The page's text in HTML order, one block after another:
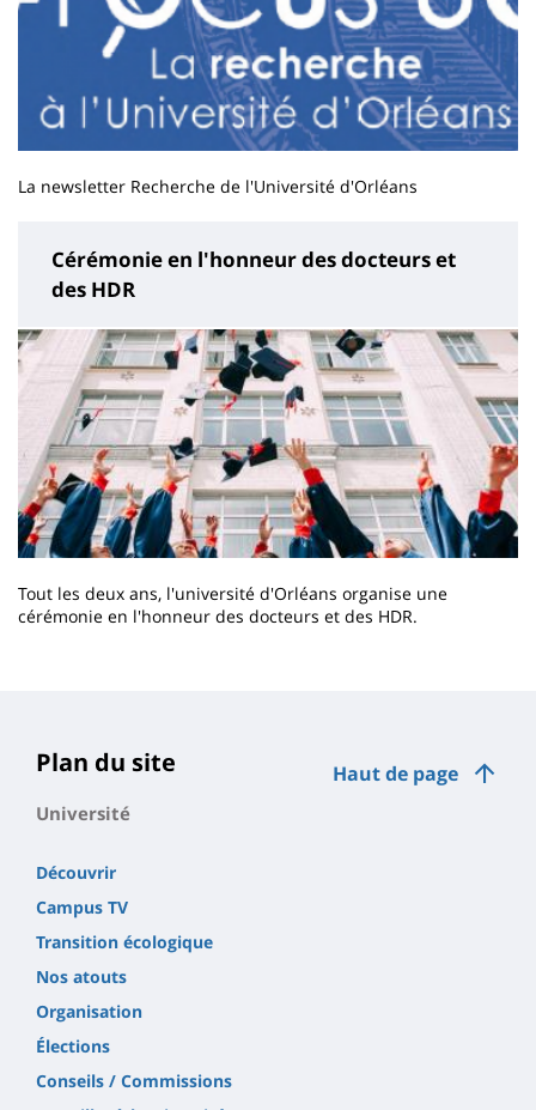
La newsletter Recherche de l'Université d'Orléans
Cérémonie en l'honneur des docteurs et
des HDR
Tout les deux ans, l'université d'Orléans organise une
cérémonie en l'honneur des docteurs et des HDR.
page
principale
Haut de page
Plan du site
Université
Découvrir
Campus TV
Transition écologique
Nos atouts
Organisation
Élections
Conseils / Commissions